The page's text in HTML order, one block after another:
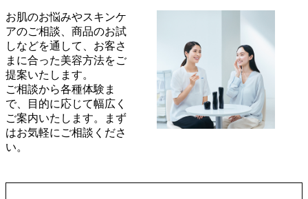
お肌のお悩みやスキンケ
アのご相談、商品のお試
しなどを通して、お客さ
まに合った美容方法をご
提案いたします。
ご相談から各種体験ま
で、目的に応じて幅広く
ご案内いたします。まず
はお気軽にご相談くださ
い。